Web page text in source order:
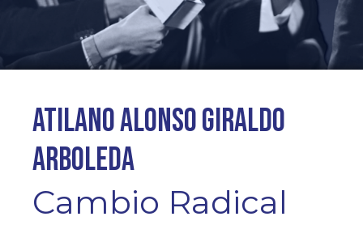
Atilano Alonso Giraldo
Arboleda
Cambio Radical